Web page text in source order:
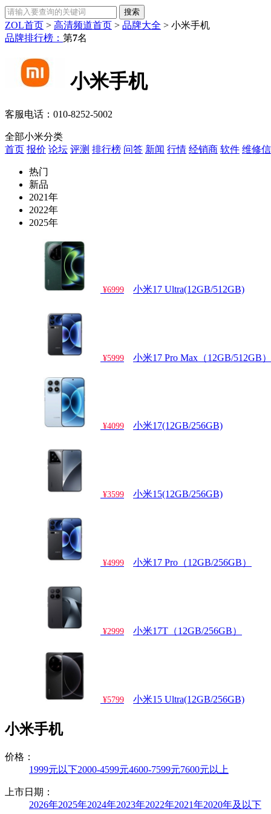
ZOL首页 > 高清频道首页 > 品牌大全 > 小米手机
品牌排行榜： 第7名
小米手机
客服电话： 010-8252-5002
全部小米分类
首页 报价 论坛 评测 排行榜 问答 新闻 行情 经销商 软件 维修
热门
新品
2021年
2022年
2025年
¥6999 小米17 Ultra(12GB/512GB)
¥5999 小米17 Pro Max（12GB/512GB）
¥4099 小米17(12GB/256GB)
¥3599 小米15(12GB/256GB)
¥4999 小米17 Pro（12GB/256GB）
¥2999 小米17T（12GB/256GB）
¥5799 小米15 Ultra(12GB/256GB)
小米手机
价格：
1999元以下2000-4599元4600-7599元7600元以上
上市日期：
2026年2025年2024年2023年2022年2021年2020年及以下